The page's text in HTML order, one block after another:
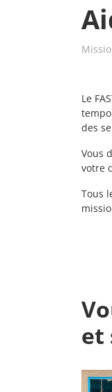
Le
des
Vous
votre
Tous
et